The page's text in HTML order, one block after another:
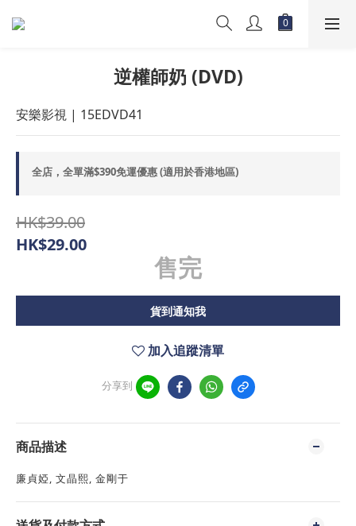
逆權師奶 (DVD)
安樂影視 | 15EDVD41
全店，全單滿$390免運優惠 (適用於香港地區)
HK$39.00
HK$29.00
售完
貨到通知我
加入追蹤清單
分享到
商品描述
廉貞婭, 文晶熙, 金剛于